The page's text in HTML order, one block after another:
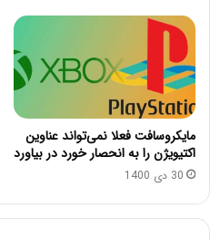
مایکروسافت فعلا نمی‌تواند عناوین
اکتیویژن را به انحصار خورد در بیاورد
30 دی 1400